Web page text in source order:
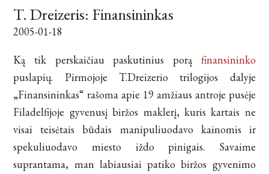
T. Dreizeris: Finansininkas
2005-01-18
Ką tik perskaičiau paskutinius porą finansininko
puslapių. Pirmojoje T.Dreizerio trilogijos dalyje
„Finansininkas“ rašoma apie 19 amžiaus antroje pusėje
Filadelfijoje gyvenusį biržos maklerį, kuris kartais ne
visai teisėtais būdais manipuliuodavo kainomis ir
spekuliuodavo miesto iždo pinigais. Savaime
suprantama, man labiausiai patiko biržos gyvenimo